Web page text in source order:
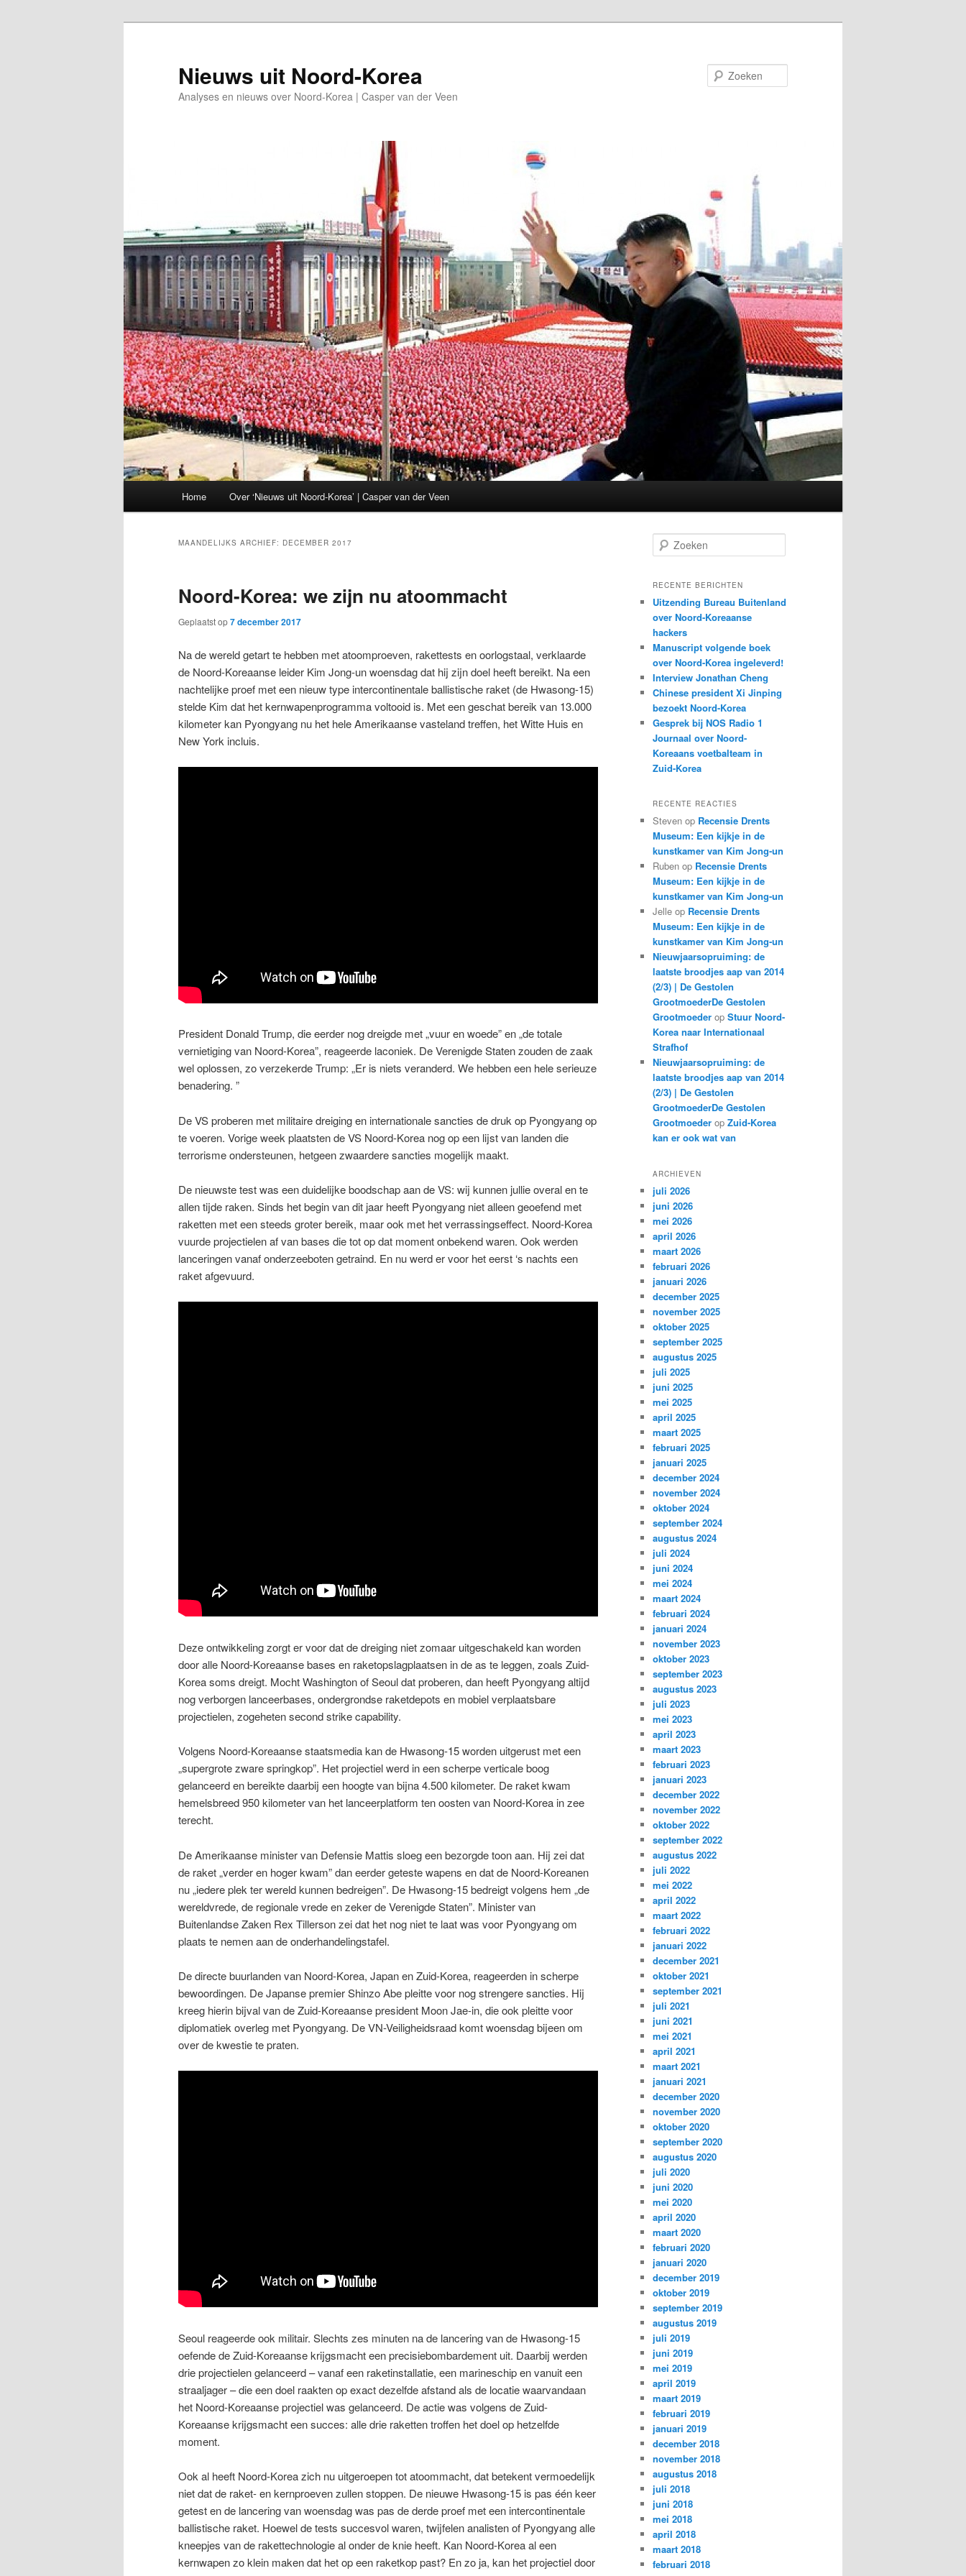
Nieuws uit Noord-Korea
Analyses en nieuws over Noord-Korea | Casper van der Veen
Home Over ‘Nieuws uit Noord-Korea’ | Casper van der Veen
MAANDELIJKS ARCHIEF: DECEMBER 2017
Noord-Korea: we zijn nu atoommacht
Geplaatst op7 december 2017
Na de wereld getart te hebben met atoomproeven, rakettests en oorlogstaal, verklaarde
de Noord-Koreaanse leider Kim Jong-un woensdag dat hij zijn doel heeft bereikt. Na een
nachtelijke proef met een nieuw type intercontinentale ballistische raket (de Hwasong-15)
stelde Kim dat het kernwapenprogramma voltooid is. Met een geschat bereik van 13.000
kilometer kan Pyongyang nu het hele Amerikaanse vasteland treffen, het Witte Huis en
New York incluis.
President Donald Trump, die eerder nog dreigde met „vuur en woede” en „de totale
vernietiging van Noord-Korea”, reageerde laconiek. De Verenigde Staten zouden de zaak
wel oplossen, zo verzekerde Trump: „Er is niets veranderd. We hebben een hele serieuze
benadering. ”
De VS proberen met militaire dreiging en internationale sancties de druk op Pyongyang op
te voeren. Vorige week plaatsten de VS Noord-Korea nog op een lijst van landen die
terrorisme ondersteunen, hetgeen zwaardere sancties mogelijk maakt.
De nieuwste test was een duidelijke boodschap aan de VS: wij kunnen jullie overal en te
allen tijde raken. Sinds het begin van dit jaar heeft Pyongyang niet alleen geoefend met
raketten met een steeds groter bereik, maar ook met het verrassingseffect. Noord-Korea
vuurde projectielen af van bases die tot op dat moment onbekend waren. Ook werden
lanceringen vanaf onderzeeboten getraind. En nu werd er voor het eerst ‘s nachts een
raket afgevuurd.
Deze ontwikkeling zorgt er voor dat de dreiging niet zomaar uitgeschakeld kan worden
door alle Noord-Koreaanse bases en raketopslagplaatsen in de as te leggen, zoals Zuid-
Korea soms dreigt. Mocht Washington of Seoul dat proberen, dan heeft Pyongyang altijd
nog verborgen lanceerbases, ondergrondse raketdepots en mobiel verplaatsbare
projectielen, zogeheten second strike capability.
Volgens Noord-Koreaanse staatsmedia kan de Hwasong-15 worden uitgerust met een
„supergrote zware springkop”. Het projectiel werd in een scherpe verticale boog
gelanceerd en bereikte daarbij een hoogte van bijna 4.500 kilometer. De raket kwam
hemelsbreed 950 kilometer van het lanceerplatform ten oosten van Noord-Korea in zee
terecht.
De Amerikaanse minister van Defensie Mattis sloeg een bezorgde toon aan. Hij zei dat
de raket „verder en hoger kwam” dan eerder geteste wapens en dat de Noord-Koreanen
nu „iedere plek ter wereld kunnen bedreigen”. De Hwasong-15 bedreigt volgens hem „de
wereldvrede, de regionale vrede en zeker de Verenigde Staten”. Minister van
Buitenlandse Zaken Rex Tillerson zei dat het nog niet te laat was voor Pyongyang om
plaats te nemen aan de onderhandelingstafel.
De directe buurlanden van Noord-Korea, Japan en Zuid-Korea, reageerden in scherpe
bewoordingen. De Japanse premier Shinzo Abe pleitte voor nog strengere sancties. Hij
kreeg hierin bijval van de Zuid-Koreaanse president Moon Jae-in, die ook pleitte voor
diplomatiek overleg met Pyongyang. De VN-Veiligheidsraad komt woensdag bijeen om
over de kwestie te praten.
Seoul reageerde ook militair. Slechts zes minuten na de lancering van de Hwasong-15
oefende de Zuid-Koreaanse krijgsmacht een precisiebombardement uit. Daarbij werden
drie projectielen gelanceerd – vanaf een raketinstallatie, een marineschip en vanuit een
straaljager – die een doel raakten op exact dezelfde afstand als de locatie waarvandaan
het Noord-Koreaanse projectiel was gelanceerd. De actie was volgens de Zuid-
Koreaanse krijgsmacht een succes: alle drie raketten troffen het doel op hetzelfde
moment.
Ook al heeft Noord-Korea zich nu uitgeroepen tot atoommacht, dat betekent vermoedelijk
niet dat de raket- en kernproeven zullen stoppen. De nieuwe Hwasong-15 is pas één keer
getest en de lancering van woensdag was pas de derde proef met een intercontinentale
ballistische raket. Hoewel de tests succesvol waren, twijfelen analisten of Pyongyang alle
kneepjes van de rakettechnologie al onder de knie heeft. Kan Noord-Korea al een
kernwapen zo klein maken dat het op een raketkop past? En zo ja, kan het projectiel door
o
k
n
RECENTE BERICHTEN
Uitzending Bureau Buitenland
over Noord-Koreaanse
hackers
Manuscript volgende boek
over Noord-Korea ingeleverd!
Interview Jonathan Cheng
Chinese president Xi Jinping
bezoekt Noord-Korea
Gesprek bij NOS Radio 1
Journaal over Noord-
Koreaans voetbalteam in
Zuid-Korea
RECENTE REACTIES
Steven op Recensie Drents
Museum: Een kijkje in de
kunstkamer van Kim Jong-un
Ruben op Recensie Drents
Museum: Een kijkje in de
kunstkamer van Kim Jong-un
Jelle op Recensie Drents
Museum: Een kijkje in de
kunstkamer van Kim Jong-un
Nieuwjaarsopruiming: de
laatste broodjes aap van 2014
(2/3) | De Gestolen
GrootmoederDe Gestolen
Grootmoeder op Stuur Noord-
Korea naar Internationaal
Strafhof
Nieuwjaarsopruiming: de
laatste broodjes aap van 2014
(2/3) | De Gestolen
GrootmoederDe Gestolen
Grootmoeder op Zuid-Korea
kan er ook wat van
ARCHIEVEN
juli 2026
juni 2026
mei 2026
april 2026
maart 2026
februari 2026
januari 2026
december 2025
november 2025
oktober 2025
september 2025
augustus 2025
juli 2025
juni 2025
mei 2025
april 2025
maart 2025
februari 2025
januari 2025
december 2024
november 2024
oktober 2024
september 2024
augustus 2024
juli 2024
juni 2024
mei 2024
maart 2024
februari 2024
januari 2024
november 2023
oktober 2023
september 2023
augustus 2023
juli 2023
mei 2023
april 2023
maart 2023
februari 2023
januari 2023
december 2022
november 2022
oktober 2022
september 2022
augustus 2022
juli 2022
mei 2022
april 2022
maart 2022
februari 2022
januari 2022
december 2021
oktober 2021
september 2021
juli 2021
juni 2021
mei 2021
april 2021
maart 2021
januari 2021
december 2020
november 2020
oktober 2020
september 2020
augustus 2020
juli 2020
juni 2020
mei 2020
april 2020
maart 2020
februari 2020
januari 2020
december 2019
oktober 2019
september 2019
augustus 2019
juli 2019
juni 2019
mei 2019
april 2019
maart 2019
februari 2019
januari 2019
december 2018
november 2018
augustus 2018
juli 2018
juni 2018
mei 2018
april 2018
maart 2018
februari 2018